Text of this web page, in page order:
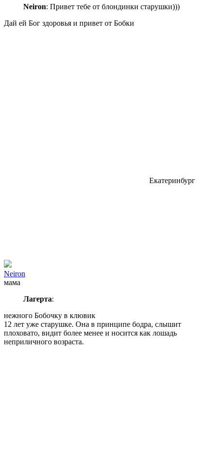
Neiron: Привет тебе от блондинки старушки)))
Дай ей Бог здоровья и привет от Бобки
Екатеринбург
Neiron
мама
Лагерта:
нежного Бобочку в клювик
12 лет уже старушке. Она в принципе бодра, слышит
плоховато, видит более менее и носится как лошадь
неприличного возраста.